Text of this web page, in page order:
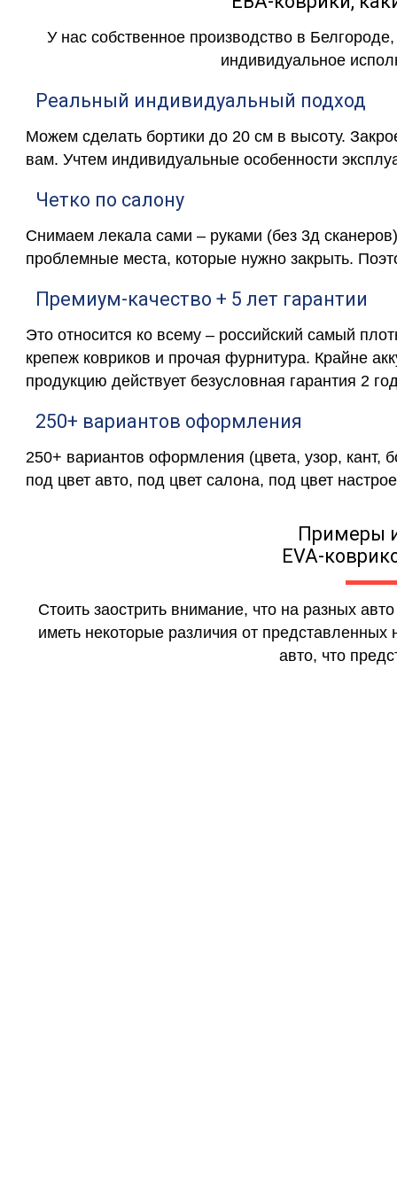
У нас собственное производство в
индивидуальное
Реальный индивидуальный подход
Можем сделать бортики до 20 см в высоту.
вам. Учтем индивидуальные особенности
Четко по салону
Снимаем лекала сами – руками (без 3д
проблемные места, которые нужно закрыть.
Премиум-качество + 5 лет гарантии
Это относится ко всему – российский самый
крепеж ковриков и прочая фурнитура. Крайне
продукцию действует безусловная гарантия 2
250+ вариантов оформления
250+ вариантов оформления (цвета, узор, кант,
под цвет авто, под цвет салона, под цвет
Примеры
EVA-
Стоить заострить внимание, что на разных
иметь некоторые различия от
авто, что